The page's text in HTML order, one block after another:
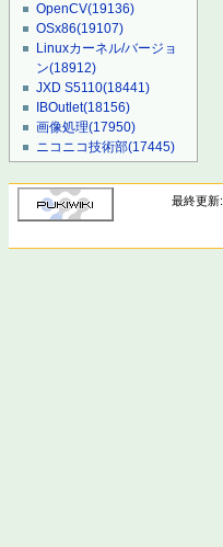
OpenCV(19136)
OSx86(19107)
Linuxカーネル/バージョ
ン(18912)
JXD S5110(18441)
IBOutlet(18156)
画像処理(17950)
ニコニコ技術部(17445)
最終更新